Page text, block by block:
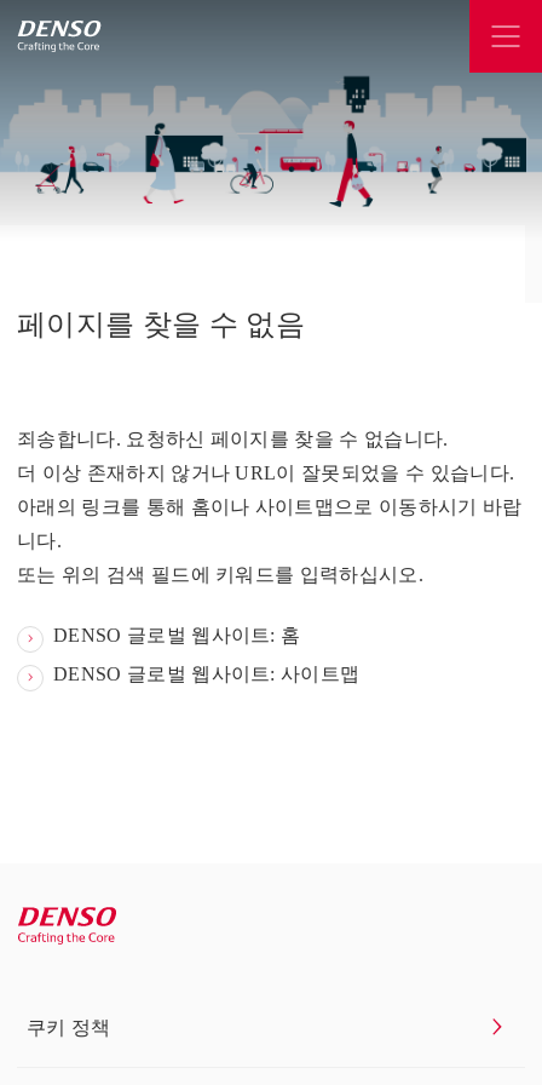
페이지를 찾을 수 없음
죄송합니다. 요청하신 페이지를 찾을 수 없습니다.
더 이상 존재하지 않거나 URL이 잘못되었을 수 있습니다.
아래의 링크를 통해 홈이나 사이트맵으로 이동하시기 바랍
니다.
또는 위의 검색 필드에 키워드를 입력하십시오.
DENSO 글로벌 웹사이트: 홈
DENSO 글로벌 웹사이트: 사이트맵
쿠키 정책